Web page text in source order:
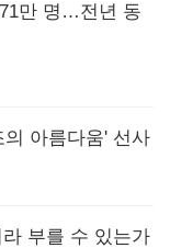
만 명…전년 동
아름다움' 선사
부를 수 있는가